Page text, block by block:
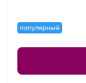
популярный